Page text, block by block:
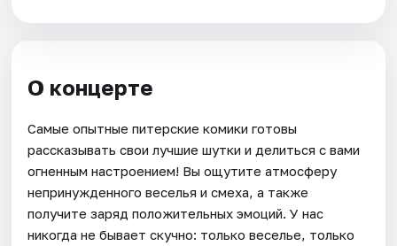
О концерте
Самые опытные питерские комики готовы
рассказывать свои лучшие шутки и делиться с вами
огненным настроением! Вы ощутите атмосферу
непринужденного веселья и смеха, а также
получите заряд положительных эмоций. У нас
никогда не бывает скучно: только веселье, только